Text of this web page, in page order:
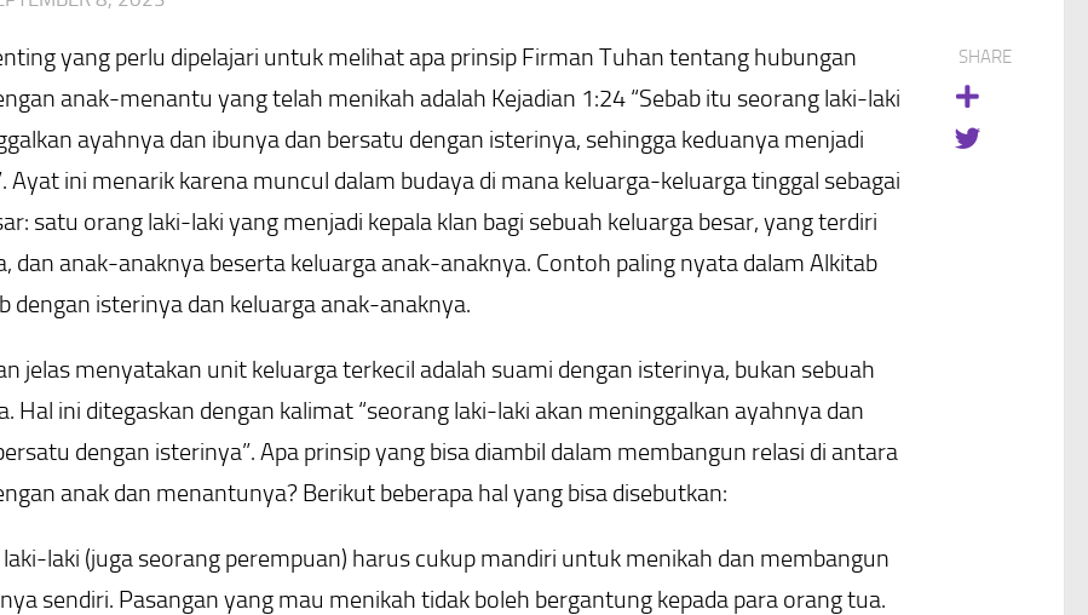
yang perlu dipelajari untuk melihat apa prinsip Firman Tuhan tentang hubungan
anak-menantu yang telah menikah adalah Kejadian 1:24 “Sebab itu seorang laki-laki
ayahnya dan ibunya dan bersatu dengan isterinya, sehingga keduanya menjadi
Ayat ini menarik karena muncul dalam budaya di mana keluarga-keluarga tinggal sebagai
satu orang laki-laki yang menjadi kepala klan bagi sebuah keluarga besar, yang terdiri
dan anak-anaknya beserta keluarga anak-anaknya. Contoh paling nyata dalam Alkitab
dengan isterinya dan keluarga anak-anaknya.
jelas menyatakan unit keluarga terkecil adalah suami dengan isterinya, bukan sebuah
Hal ini ditegaskan dengan kalimat “seorang laki-laki akan meninggalkan ayahnya dan
dengan isterinya”. Apa prinsip yang bisa diambil dalam membangun relasi di antara
anak dan menantunya? Berikut beberapa hal yang bisa disebutkan:
laki (juga seorang perempuan) harus cukup mandiri untuk menikah dan membangun
sendiri. Pasangan yang mau menikah tidak boleh bergantung kepada para orang tua.
SHARE